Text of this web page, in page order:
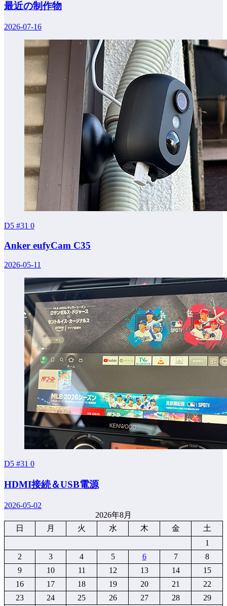
最近の制作物
2026-07-16
D5 #31 0
Anker eufyCam C35
2026-05-11
D5 #31 0
HDMI接続＆USB電源
2026-05-02
2026年8月
日
月 火 水 木 金
土
1
2
3 4 5 6 7
8
9
10 11 12 13 14
15
16
17 18 19 20 21
22
23
24 25 26 27 28
29